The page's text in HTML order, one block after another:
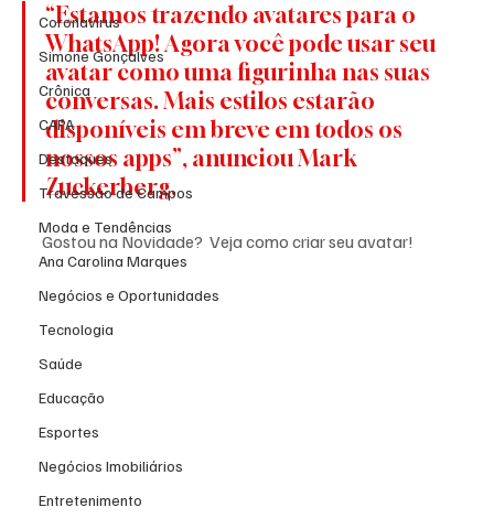
Coronavírus
Simone Gonçalves
Crônica
CAPA
Destaques
Travessão de Campos
Moda e Tendências
Ana Carolina Marques
Negócios e Oportunidades
Tecnologia
Saúde
Educação
Esportes
Negócios Imobiliários
Entretenimento
“Estamos trazendo avatares para o
WhatsApp! Agora você pode usar seu
avatar como uma figurinha nas suas
conversas. Mais estilos estarão
disponíveis em breve em todos os
nossos apps”, anunciou Mark
Zuckerberg.
Gostou na Novidade?  Veja como criar seu avatar!